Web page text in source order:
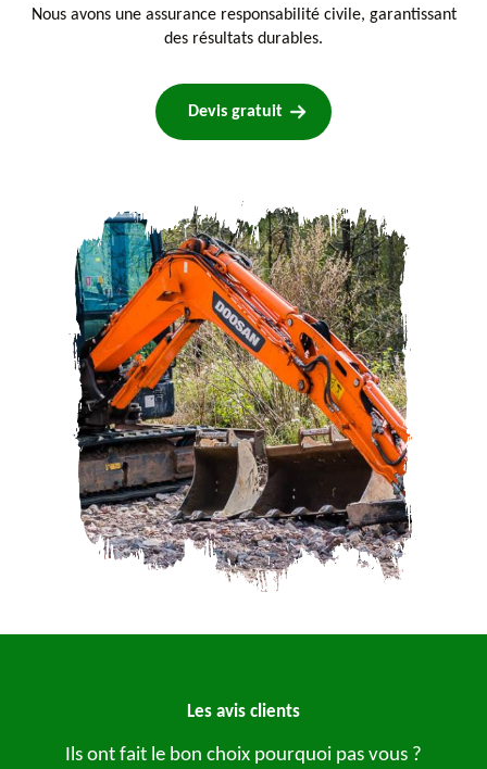
Nous avons une assurance responsabilité civile, garantissant
des résultats durables.
Devis gratuit
Les avis clients
Ils ont fait le bon choix pourquoi pas vous ?